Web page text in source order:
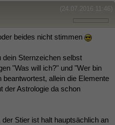
(24.07.2016 11:46)
beides nicht stimmen
Sternzeichen selbst
"Was will ich?" und "Wer bin
allein die Elemente
der Astrologie da schon
Stier ist halt hauptsächlich an